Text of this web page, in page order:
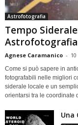
Astrofotografia
Tempo
Astrofotografia
Agnese Caramanico -
Come si può sapere in
fotografabili nelle migliori
siderale locale e un
orientarsi tra le coordinate
Una